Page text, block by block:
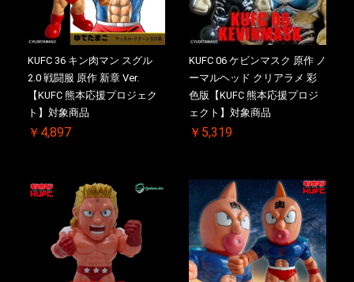
KUFC 36 キン肉マン スグル
2.0 戦闘服 原作 新章 Ver.
【KUFC 熊本応援プロジェク
ト】対象商品
￥4,897
KUFC 06 ケビンマスク 原作 ノ
ーマルヘッド クリアラメ 彩
色版【KUFC 熊本応援プロジ
ェクト】対象商品
￥5,319